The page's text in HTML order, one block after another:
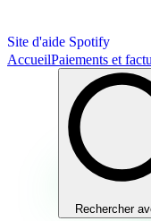
Site d'aide Spotify
AccueilPaiements et
Rechercher